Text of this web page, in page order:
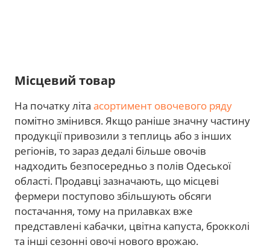
Місцевий товар
На початку літа асортимент овочевого ряду
помітно змінився. Якщо раніше значну частину
продукції привозили з теплиць або з інших
регіонів, то зараз дедалі більше овочів
надходить безпосередньо з полів Одеської
області. Продавці зазначають, що місцеві
фермери поступово збільшують обсяги
постачання, тому на прилавках вже
представлені кабачки, цвітна капуста, брокколі
та інші сезонні овочі нового врожаю.